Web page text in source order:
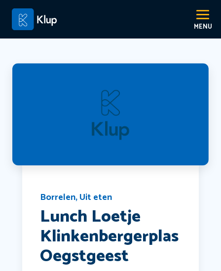
Borrelen,Uit eten
Lunch Loetje
Klinkenbergerplas
Oegstgeest